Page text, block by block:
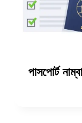
পাসপোর্ট